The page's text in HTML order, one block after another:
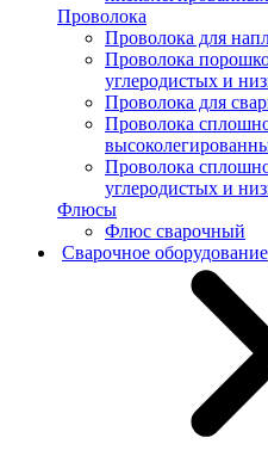
Проволока
Проволока для
Проволока
углеродистых и
Проволока для
Проволока
Проволока
углеродистых и
Флюсы
Флюс сварочный
Сварочное оборудование